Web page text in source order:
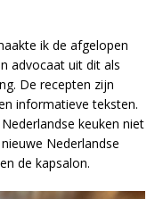
ik de afgelopen
advocaat uit dit als
De recepten zijn
informatieve teksten.
keuken niet
Nederlandse
de kapsalon.